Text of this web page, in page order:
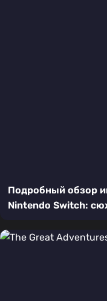
Подробный обзор
Nintendo Switch: